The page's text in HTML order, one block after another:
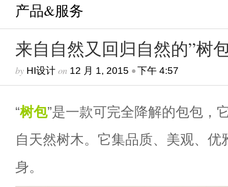
产品&服务
来自自然又回归自然的”树
by HI设计 on 12 月 1, 2015 •下午 4:57
“树包”是一款可完全降解的包包，
自天然树木。它集品质、美观、优
身。